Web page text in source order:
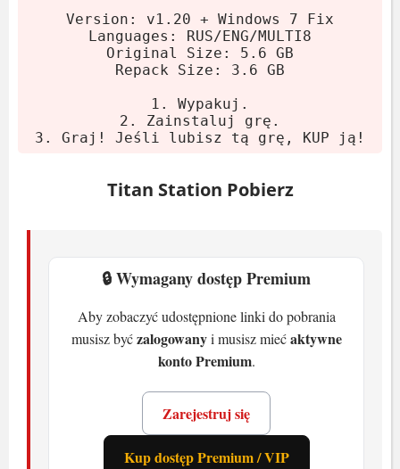
Pobierz archiwum.
Wypakuj za pomocą 7-Zip lub
WinRAR.
zgodnie z instrukcjami.
Jeśli masz Windows 7, skopiuj
katalogu głównego gry i użyj ikony
Wymagania systemowe
Minimalne
Procesor: I5 2.3 GHz
8 GB RAM
Karta graficzna:DX12 3 GB VRAM
Version: v1.20 + Windows 7 Fix
Languages: RUS/ENG/MULTI8
Original Size: 5.6 GB
Repack Size: 3.6 GB
1. Wypakuj.
2. Zainstaluj grę.
3. Graj! Jeśli lubisz tą grę, KUP ją!
Titan Station Pobierz
🔒 Wymagany dostęp Premium
Aby zobaczyć udostępnione linki do pobrania
musisz byćzalogowanyi musisz miećaktywne
konto Premium.
Zarejestruj się
Kup dostęp Premium / VIP